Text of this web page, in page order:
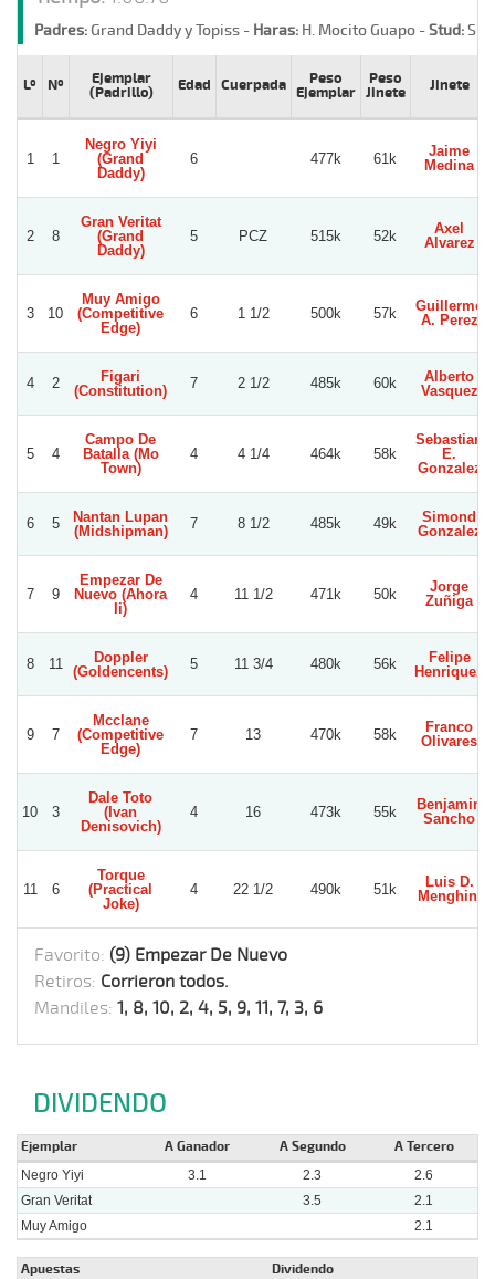
Padres:Grand Daddy y Topiss - Haras: H. Mocito Guapo -Stud:
Lº Nº
Ejemplar
(Padrillo)
Edad Cuerpada
Peso
Ejemplar
Peso
Jinete
Jinete
1 1
Negro Yiyi
(Grand
Daddy)
6 477k 61k
Jaime
Medina
2 8
Gran Veritat
(Grand
Daddy)
5 PCZ 515k 52k
Axel
Alvarez
3 10
Muy Amigo
(Competitive
Edge)
6 1 1/2 500k 57k
Guillermo
A. Perez
4 2
Figari
(Constitution)
7 2 1/2 485k 60k
Alberto
Vasquez
5 4
Campo De
Batalla (Mo
Town)
4 4 1/4 464k 58k
Sebastian
E.
Gonzalez
6 5
Nantan Lupan
(Midshipman)
7 8 1/2 485k 49k
Simond
Gonzalez
7 9
Empezar De
Nuevo (Ahora
Ii)
4 11 1/2 471k 50k
Jorge
Zuñiga
8 11
Doppler
(Goldencents)
5 11 3/4 480k 56k
Felipe
Henriquez
9 7
Mcclane
(Competitive
Edge)
7 13 470k 58k
Franco
Olivares
10 3
Dale Toto
(Ivan
Denisovich)
4 16 473k 55k
Benjamin
Sancho
11 6
Torque
(Practical
Joke)
4 22 1/2 490k 51k
Luis D.
Menghini
Favorito: (9) Empezar De Nuevo
Retiros: Corrieron todos.
Mandiles: 1, 8, 10, 2, 4, 5, 9, 11, 7, 3, 6
DIVIDENDO
Ejemplar A Ganador A Segundo A Tercero
Negro Yiyi 3.1 2.3
2.6
Gran Veritat
3.5
2.1
Muy Amigo
2.1
Apuestas Dividendo